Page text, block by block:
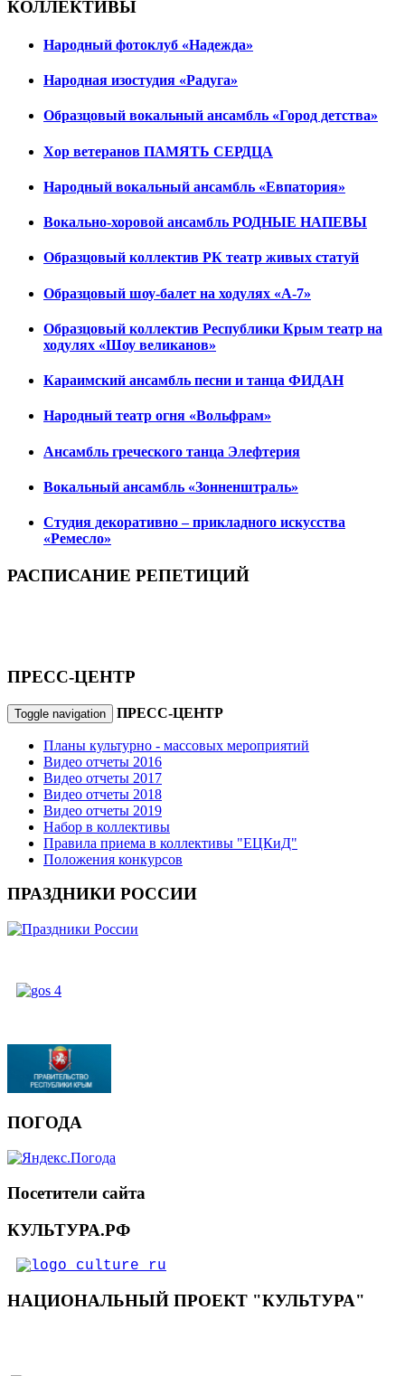
КОЛЛЕКТИВЫ
Народный фотоклуб «Надежда»
Народная изостудия «Радуга»
Образцовый вокальный ансамбль «Город детства»
Хор ветеранов ПАМЯТЬ СЕРДЦА
Народный вокальный ансамбль «Евпатория»
Вокально-хоровой ансамбль РОДНЫЕ НАПЕВЫ
Образцовый коллектив РК театр живых статуй
Образцовый шоу-балет на ходулях «А-7»
Образцовый коллектив Республики Крым театр на
ходулях «Шоу великанов»
Караимский ансамбль песни и танца ФИДАН
Народный театр огня «Вольфрам»
Ансамбль греческого танца Элефтерия
Вокальный ансамбль «Зонненштраль»
Студия декоративно – прикладного искусства
«Ремесло»
РАСПИСАНИЕ РЕПЕТИЦИЙ
ПРЕСС-ЦЕНТР
Toggle navigation ПРЕСС-ЦЕНТР
Планы культурно - массовых мероприятий
Видео отчеты 2016
Видео отчеты 2017
Видео отчеты 2018
Видео отчеты 2019
Набор в коллективы
Правила приема в коллективы "ЕЦКиД"
Положения конкурсов
ПРАЗДНИКИ РОССИИ
ПОГОДА
Посетители сайта
КУЛЬТУРА.РФ
НАЦИОНАЛЬНЫЙ ПРОЕКТ "КУЛЬТУРА"